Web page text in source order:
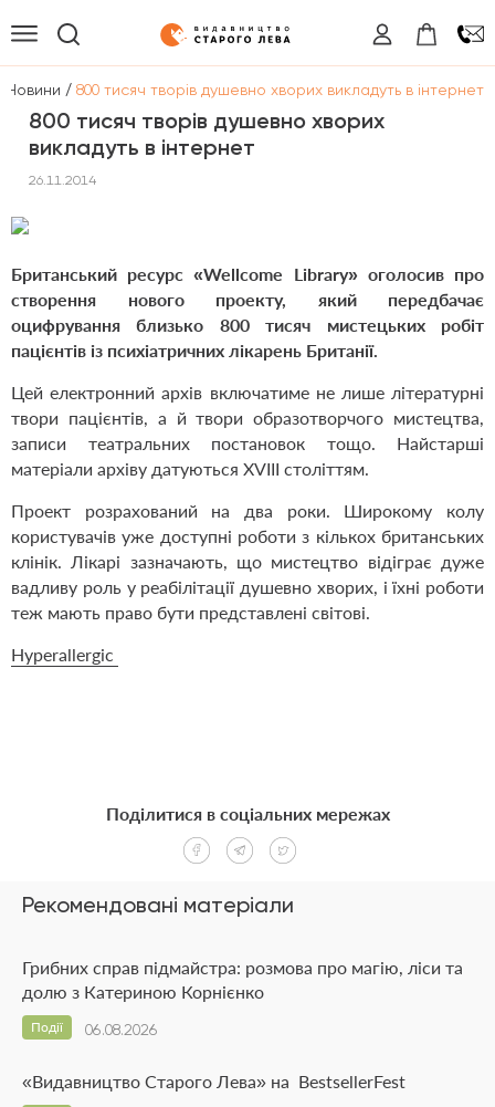
Новини / 800 тисяч творів душевно хворих викладуть в інтернет
800 тисяч творів душевно хворих
викладуть в інтернет
26.11.2014
Британський ресурс «Wellcome Library» оголосив про
створення нового проекту, який передбачає
оцифрування близько 800 тисяч мистецьких робіт
пацієнтів із психіатричних лікарень Британії.
Цей електронний архів включатиме не лише літературні
твори пацієнтів, а й твори образотворчого мистецтва,
записи театральних постановок тощо. Найстарші
матеріали архіву датуються XVIII століттям.
Проект розрахований на два роки. Широкому колу
користувачів уже доступні роботи з кількох британських
клінік. Лікарі зазначають, що мистецтво відіграє дуже
вадливу роль у реабілітації душевно хворих, і їхні роботи
теж мають право бути представлені світові.
Hyperallergic
Рекомендовані матеріали
Грибних справ підмайстра: розмова про магію, ліси та
долю з Катериною Корнієнко
06.08.2026
Події
«Видавництво Старого Лева» на BestsellerFest
Поділитися в соціальних мережах